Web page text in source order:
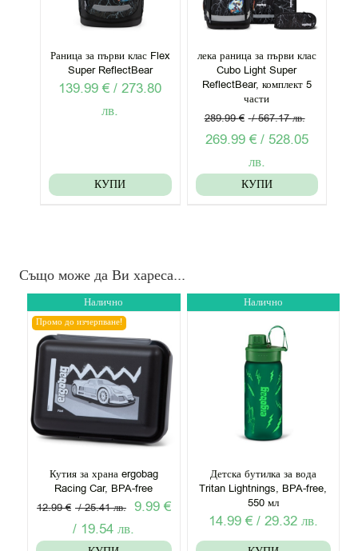
Раница за първи клас Flex
Super ReflectBear
139.99€ /273.80
лв.
КУПИ
лека раница за първи клас
Cubo Light Super
ReflectBear, комплект 5
части
289.99€ /567.17лв.
Original
269.99 € / 528.05
лв.Текущата
цена
лв..
КУПИ
Също може да Ви хареса...
Налично
Промо до изчерпване!
Кутия за храна ergobag
Racing Car, BPA-free
12.99€ /25.41лв. Original
price
9.99 €
/ 19.54лв.
Налично
Детска бутилка за вода
Tritan Lightnings, BPA-free,
550 мл
14.99 € / 29.32 лв.